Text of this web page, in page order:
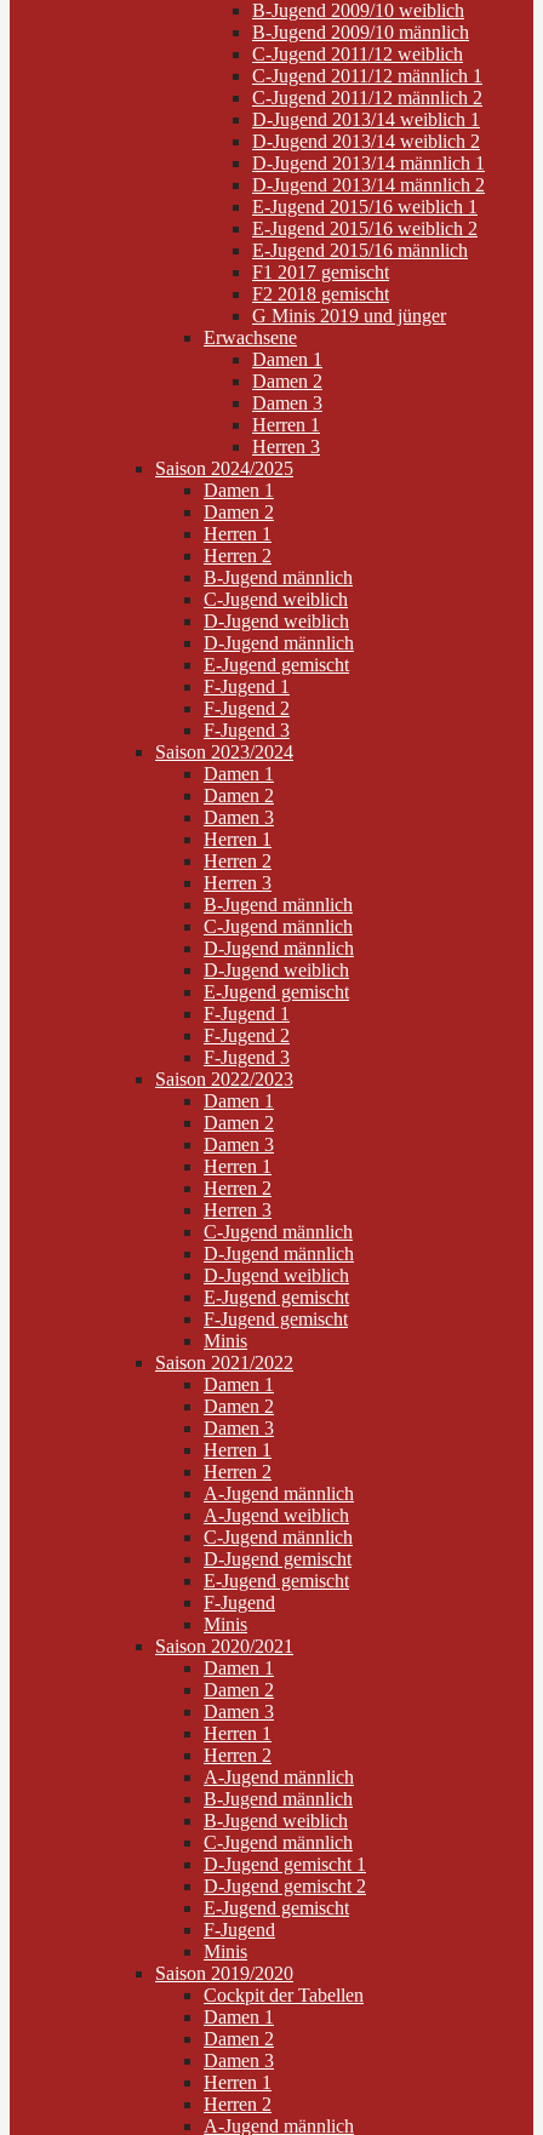
B-Jugend 2009/10 weiblich
B-Jugend 2009/10 männlich
C-Jugend 2011/12 weiblich
C-Jugend 2011/12 männlich 1
C-Jugend 2011/12 männlich 2
D-Jugend 2013/14 weiblich 1
D-Jugend 2013/14 weiblich 2
D-Jugend 2013/14 männlich 1
D-Jugend 2013/14 männlich 2
E-Jugend 2015/16 weiblich 1
E-Jugend 2015/16 weiblich 2
E-Jugend 2015/16 männlich
F1 2017 gemischt
F2 2018 gemischt
G Minis 2019 und jünger
Erwachsene
Damen 1
Damen 2
Damen 3
Herren 1
Herren 3
Saison 2024/2025
Damen 1
Damen 2
Herren 1
Herren 2
B-Jugend männlich
C-Jugend weiblich
D-Jugend weiblich
D-Jugend männlich
E-Jugend gemischt
F-Jugend 1
F-Jugend 2
F-Jugend 3
Saison 2023/2024
Damen 1
Damen 2
Damen 3
Herren 1
Herren 2
Herren 3
B-Jugend männlich
C-Jugend männlich
D-Jugend männlich
D-Jugend weiblich
E-Jugend gemischt
F-Jugend 1
F-Jugend 2
F-Jugend 3
Saison 2022/2023
Damen 1
Damen 2
Damen 3
Herren 1
Herren 2
Herren 3
C-Jugend männlich
D-Jugend männlich
D-Jugend weiblich
E-Jugend gemischt
F-Jugend gemischt
Minis
Saison 2021/2022
Damen 1
Damen 2
Damen 3
Herren 1
Herren 2
A-Jugend männlich
A-Jugend weiblich
C-Jugend männlich
D-Jugend gemischt
E-Jugend gemischt
F-Jugend
Minis
Saison 2020/2021
Damen 1
Damen 2
Damen 3
Herren 1
Herren 2
A-Jugend männlich
B-Jugend männlich
B-Jugend weiblich
C-Jugend männlich
D-Jugend gemischt 1
D-Jugend gemischt 2
E-Jugend gemischt
F-Jugend
Minis
Saison 2019/2020
Cockpit der Tabellen
Damen 1
Damen 2
Damen 3
Herren 1
Herren 2
A-Jugend männlich